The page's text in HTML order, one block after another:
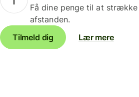
Få dine penge til at
afstanden.
Tilmeld dig
Lær mere